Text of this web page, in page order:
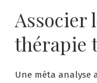
Associer
thérapie
Une méta analyse